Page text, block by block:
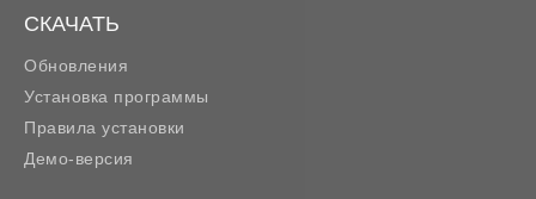
СКАЧАТЬ
Обновления
Установка программы
Правила установки
Демо-версия